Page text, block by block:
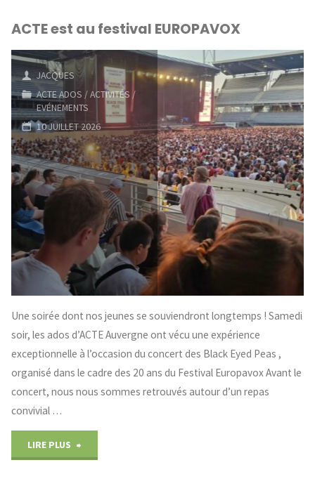
ACTE est au festival EUROPAVOX
JACQUES
ACTE ADOS /ACTIVITÉS /
EVÉNEMENTS
10 JUILLET 2026
Une soirée dont nos jeunes se souviendront longtemps ! Samedi
soir, les ados d’ACTE Auvergne ont vécu une expérience
exceptionnelle à l’occasion du concert des Black Eyed Peas ,
organisé dans le cadre des 20 ans du Festival Europavox Avant le
concert, nous nous sommes retrouvés autour d’un repas
convivial …
LIRE PLUS